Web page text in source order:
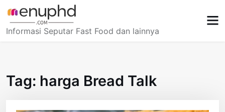
content
Informasi Seputar Fast Food dan lainnya
Tag: harga Bread Talk